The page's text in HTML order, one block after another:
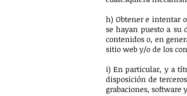
h) Obtener e intentar
se hayan puesto a su
contenidos o, en
sitio web y/o de los
i) En particular, y a
disposición de
grabaciones, software